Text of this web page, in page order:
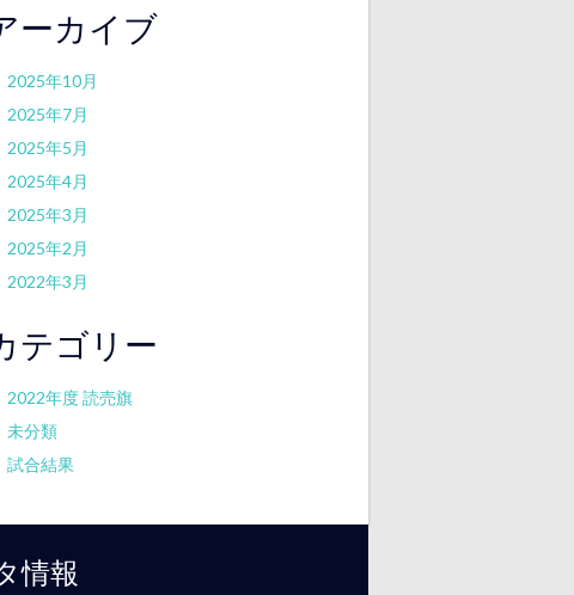
ーカイブ
2025年10月
2025年7月
2025年5月
2025年4月
2025年3月
2025年2月
2022年3月
テゴリー
2022年度 読売旗
未分類
試合結果
情報